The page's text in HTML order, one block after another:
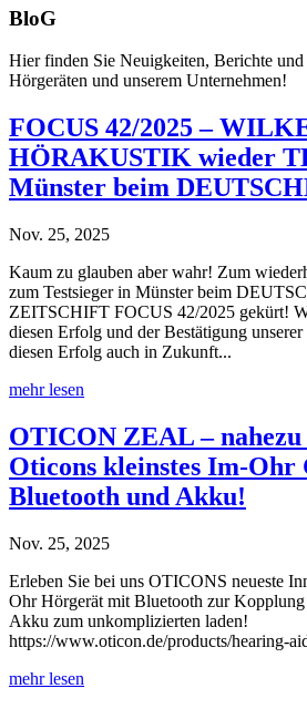
BloG
Hier finden Sie Neuigkeiten, Berichte und
Hörgeräten und unserem Unternehmen!
FOCUS 42/2025 –
HÖRAKUSTIK wieder
Münster beim
Nov. 25, 2025
Kaum zu glauben aber wahr! Zum
zum Testsieger in Münster beim
ZEITSCHIFT FOCUS 42/2025 gekürt!
diesen Erfolg und der Bestätigung
diesen Erfolg auch in Zukunft...
mehr lesen
OTICON ZEAL –
Oticons kleinstes Im-
Bluetooth und Akku!
Nov. 25, 2025
Erleben Sie bei uns OTICONS neueste
Ohr Hörgerät mit Bluetooth zur
Akku zum unkomplizierten laden!
https://www.oticon.de/products/hearing-
mehr lesen